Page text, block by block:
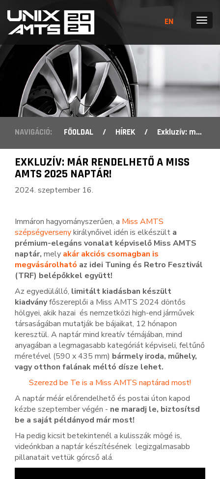
EN MENÜ
NAVIGÁCIÓ: FŐOLDAL / HÍREK / Exkluzív: már rendelhető a Miss AMTS 2025 naptár!
EXKLUZÍV: MÁR RENDELHETŐ A MISS
AMTS 2025 NAPTÁR!
2024. szeptember 16.
Immáron hagyományszerűen, a Miss AMTS
szépségversenykirálynőivel idén is elkészült a
prémium-elegáns vonalat képviselő Miss AMTS
naptár, mely akár akciós csomagban is
megvásárolható az idei Tuning és Retro Fesztivál
(TRF) belépőkkel együtt!
Az egyedülálló, limitált kiadásban készült
kiadványfőszereplői a Miss AMTS 2024 döntős
hölgyei, akik hazai és nemzetközi high-end járművek
társaságában mutatják be bájaikat, 12 hónapon
keresztül. A naptár mind kreatív témájában, mind
anyagában a legmagasabb kategóriát képviseli, feltűnő
méretével (590 x 435 mm) bármely iroda, műhely,
vagy otthon falának méltó dísze lehet.
Szerezd be Te is a Miss AMTS naptárad most!
A naptár méár előrendelhető és postai úton kapod
kézbe szeptember végén - ne maradj le, biztosítsd
be a saját példányod már most!
Ha pedig kicsit betekintenél a kulisszák mögé is,
videónkban a naptár készítésének legizgalmasabb
pillanatait vettük górcső alá.